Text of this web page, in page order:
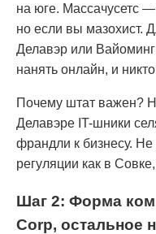
на юге. Массачусетс
но если вы мазохист.
Делавэр или
нанять онлайн, и
Почему штат важен?
Делавэре IT-шники
франдли к бизнесу.
регуляции как в
Шаг 2: Форма
Corp, остальное